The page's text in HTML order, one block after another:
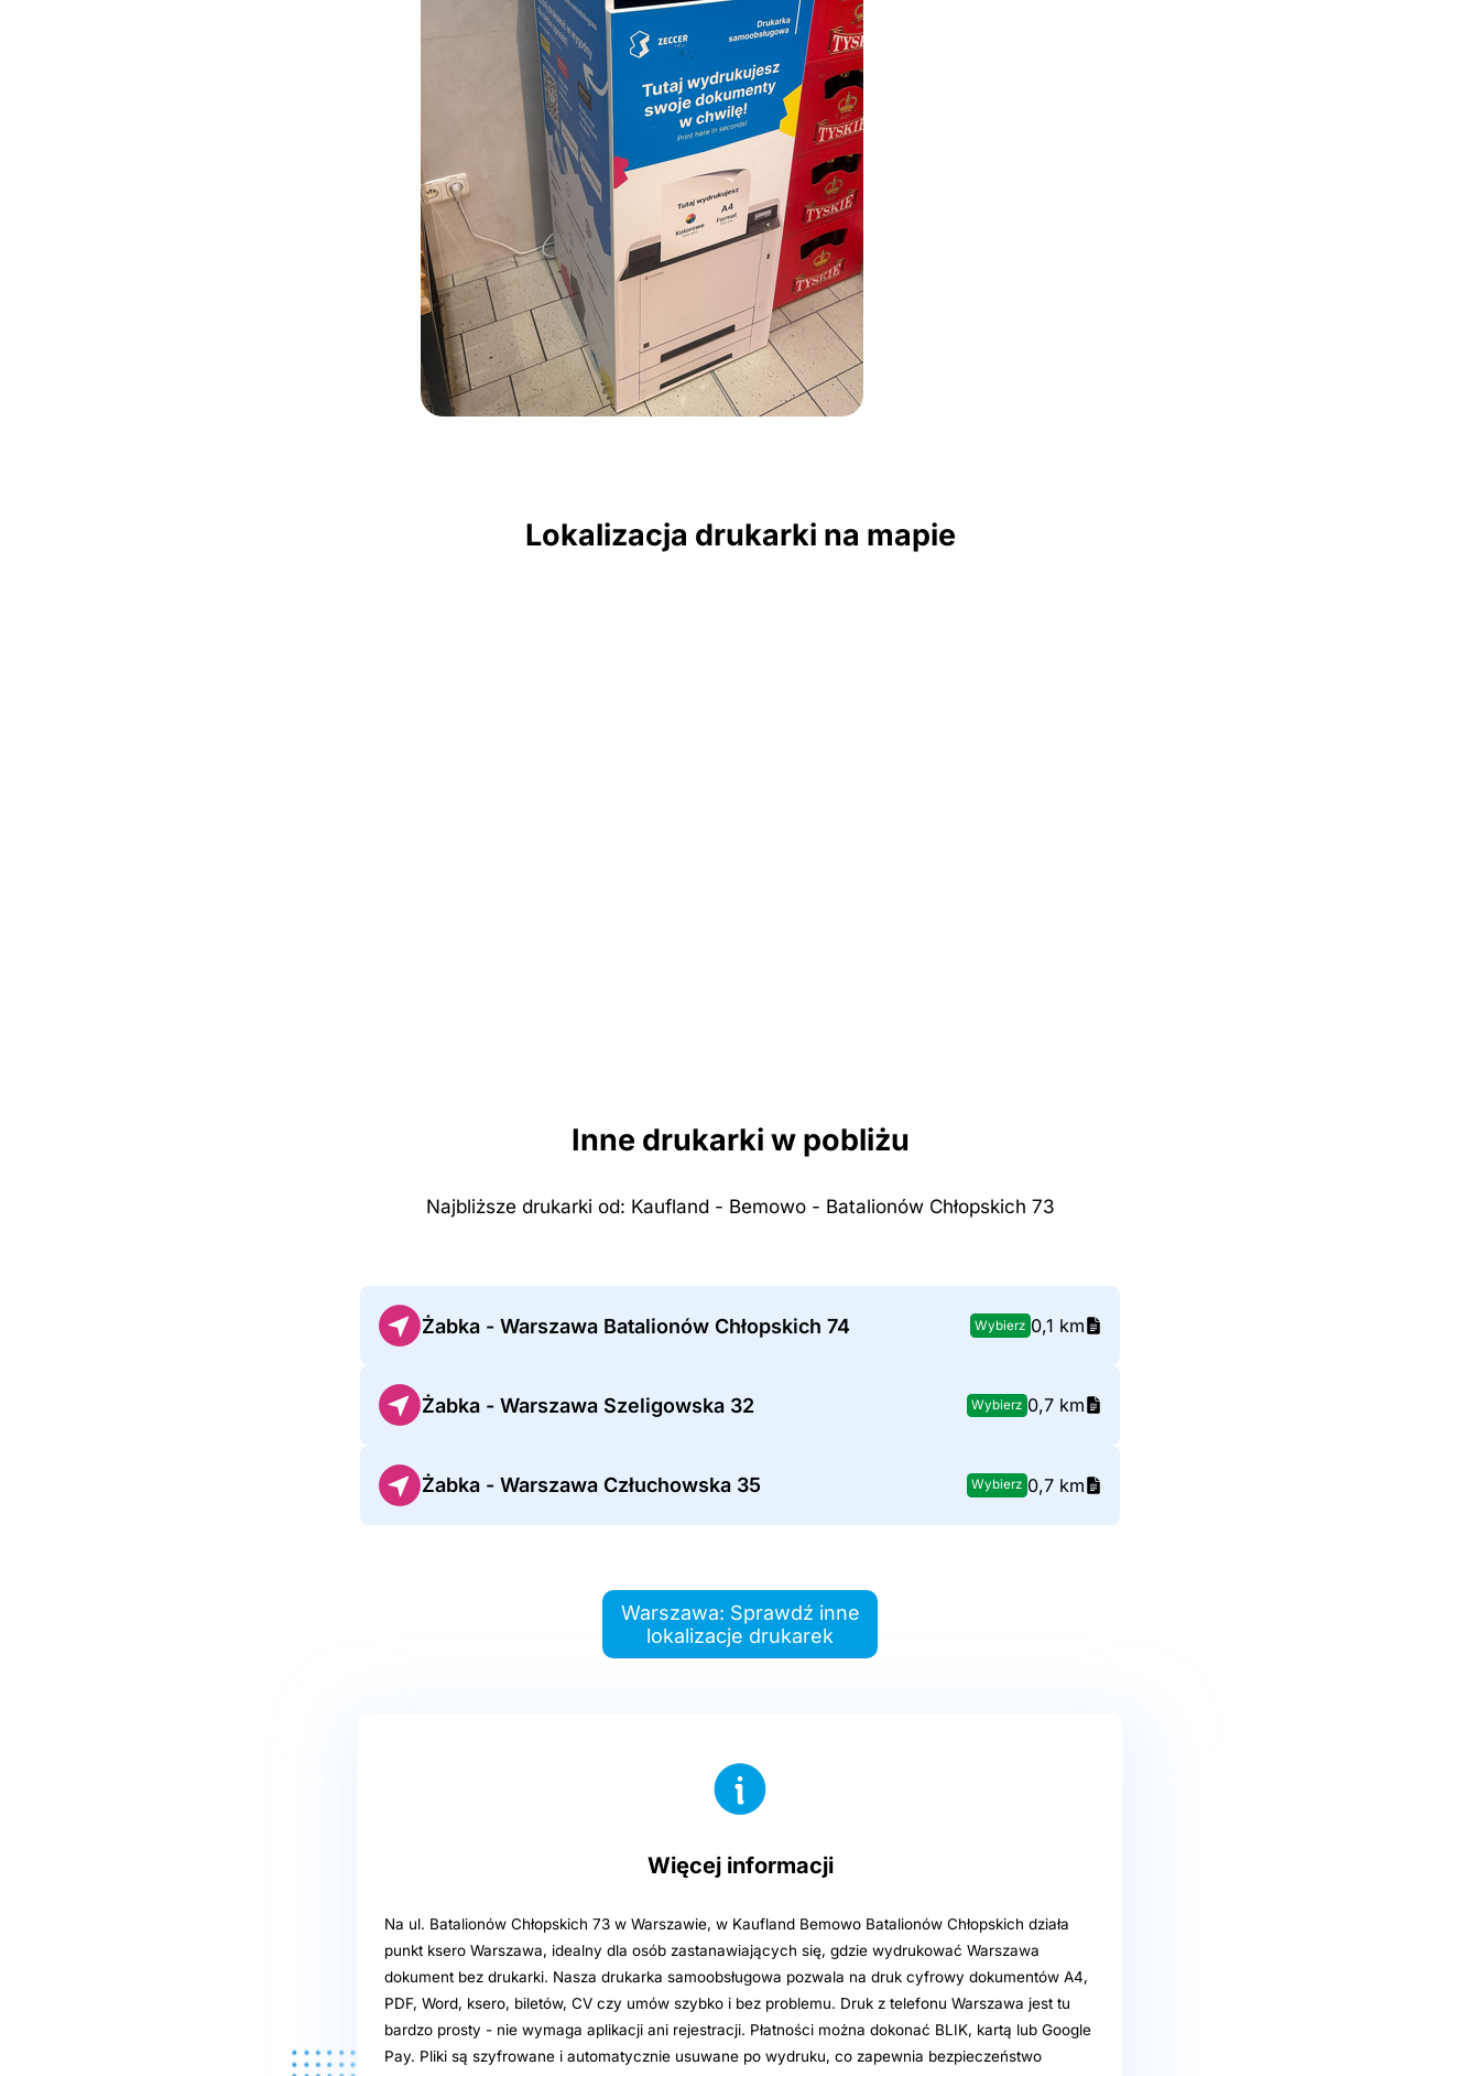
Lokalizacja drukarki na mapie
Inne drukarki w pobliżu
Najbliższe drukarki od: Kaufland - Bemowo - Batalionów Chłopskich 73
Żabka - Warszawa Batalionów Chłopskich 74 Wybierz 0,1 km
Żabka - Warszawa Szeligowska 32 Wybierz 0,7 km
Żabka - Warszawa Człuchowska 35 Wybierz 0,7 km
Warszawa: Sprawdź inne
lokalizacje drukarek
Więcej informacji
Na ul. Batalionów Chłopskich 73 w Warszawie, w Kaufland Bemowo Batalionów Chłopskich działa
punkt ksero Warszawa, idealny dla osób zastanawiających się, gdzie wydrukować Warszawa
dokument bez drukarki. Nasza drukarka samoobsługowa pozwala na druk cyfrowy dokumentów A4,
PDF, Word, ksero, biletów, CV czy umów szybko i bez problemu. Druk z telefonu Warszawa jest tu
bardzo prosty - nie wymaga aplikacji ani rejestracji. Płatności można dokonać BLIK, kartą lub Google
Pay. Pliki są szyfrowane i automatycznie usuwane po wydruku, co zapewnia bezpieczeństwo